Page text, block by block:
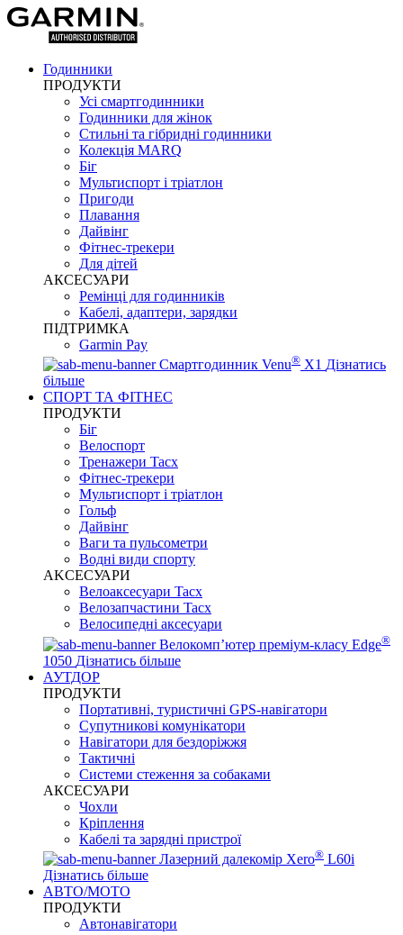
Годинники
ПРОДУКТИ
Усі смартгодинники
Годинники для жінок
Стильні та гібридні годинники
Колекція MARQ
Біг
Мультиспорт і тріатлон
Пригоди
Плавання
Дайвінг
Фітнес-трекери
Для дітей
АКСЕСУАРИ
Ремінці для годинників
Кабелі, адаптери, зарядки
ПІДТРИМКА
Garmin Pay
Смартгодинник Venu® X1 Дізнатись
більше
СПОРТ ТА ФІТНЕС
ПРОДУКТИ
Біг
Велоспорт
Тренажери Tacx
Фітнес-трекери
Мультиспорт і тріатлон
Гольф
Дайвінг
Ваги та пульсометри
Водні види спорту
AKCЕСУАРИ
Велоаксесуари Tacx
Велозапчастини Tacx
Велосипедні аксесуари
Велокомп’ютер преміум-класу Edge®
1050 Дізнатись більше
АУТДОР
ПРОДУКТИ
Портативні, туристичні GPS-навігатори
Супутникові комунікатори
Навігатори для бездоріжжя
Тактичні
Системи стеження за собаками
АКСЕСУАРИ
Чохли
Кріплення
Кабелі та зарядні пристрої
Лазерний далекомір Xero® L60i
Дізнатись більше
АВТО/МОТО
ПРОДУКТИ
Автонавігатори